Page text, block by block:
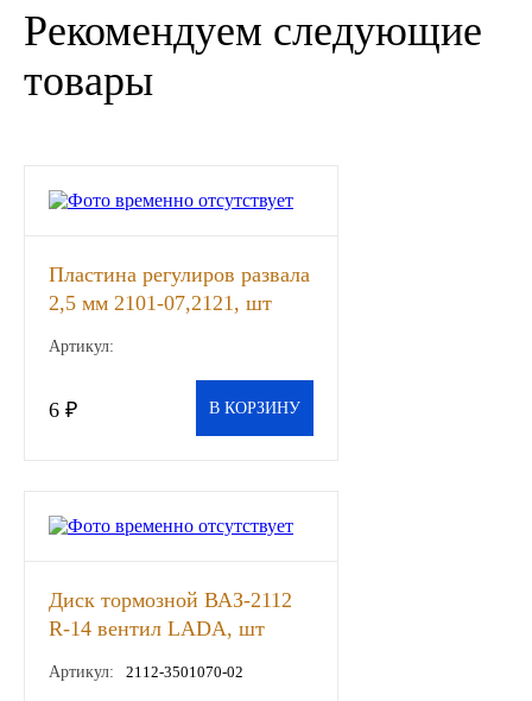
АПП
ГПЗ
Другие бренды подшипников
Автожидкости
Тормозные жидкости
OIL RIGHT
АГРИНОЛ
Рекомендуем следующие
товары
Пластина регулиров развала
2,5 мм 2101-07,2121, шт
Артикул:
6 ₽ В КОРЗИНУ
Диск тормозной ВАЗ-2112
R-14 вентил LADA, шт
Артикул: 2112-3501070-02